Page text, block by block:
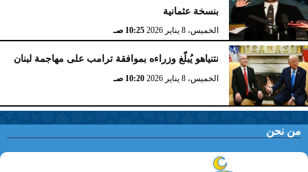
بنسخة عثمانية
الخميس، 8 يناير 2026 10:25 صـ
نتنياهو يُبلّغ وزراءه بموافقة ترامب على مهاجمة لبنان
الخميس، 8 يناير 2026 10:20 صـ
من نحن